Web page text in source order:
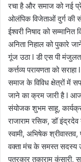
रचा है और समाज को नई
ओलंपिक विजेताओं दुर्ग की
ईश्वरी निषाद को
अनिता निहाल को पुकारे
गूंज उठा l डी एस पी
कर्त्तव्य परायणता को
समाज के विविध क्षेत्रों में
जाने का क्रम जारी है l
संयोजक शुभम साहू,
राजाराम रसिक, डॉ
स्वामी, अभिषेक
वक्ता मंच के समस्त सदस्य
पत्रकार तुकाराम कंसारी,